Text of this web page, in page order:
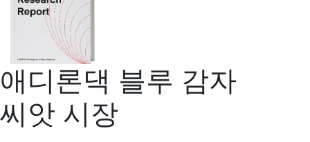
애디론댁 블루 감자
씨앗 시장